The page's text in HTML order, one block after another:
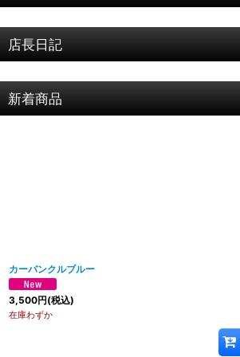
店長日記
新着商品
カーバンクルブルー
3,500円(税込)
在庫わずか